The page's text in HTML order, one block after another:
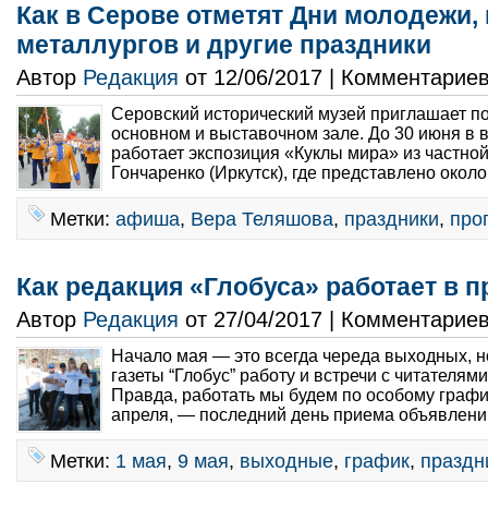
Как в Серове отметят Дни молодежи,
металлургов и другие праздники
Автор Редакция от 12/06/2017 |
Серовский исторический музей приглашает
основном и выставочном зале. До 30 июня в
работает экспозиция «Куклы мира» из
Гончаренко (Иркутск), где представлено
Метки: афиша, Вера Теляшова, праздники,
Как редакция «Глобуса» работает в
Автор Редакция от 27/04/2017 |
Начало мая — это всегда череда выходных,
газеты “Глобус” работу и встречи с
Правда, работать мы будем по особому
апреля, — последний день приема
Метки: 1 мая, 9 мая, выходные, график,